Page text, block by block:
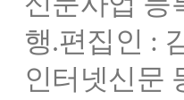
행.편집인 :
인터넷신문